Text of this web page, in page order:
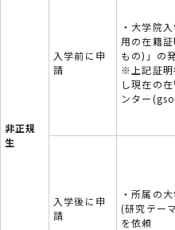
非正規
生
入学前に申
請
・大学院
用の在籍
もの)」の
※上記証明
し現在の
ンター
入学後に申
請
・所属の
(研究テー
を依頼